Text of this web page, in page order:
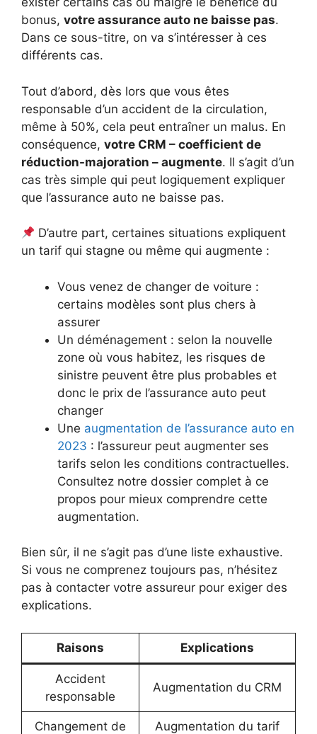
bonus, votre assurance auto ne baisse pas.
Dans ce sous-titre, on va s’intéresser à ces
différents cas.
Tout d’abord, dès lors que vous êtes
responsable d’un accident de la circulation,
même à 50%, cela peut entraîner un malus. En
conséquence, votre CRM – coefficient de
réduction-majoration – augmente. Il s’agit d’un
cas très simple qui peut logiquement expliquer
que l’assurance auto ne baisse pas.
D’autre part, certaines situations expliquent
un tarif qui stagne ou même qui augmente :
Vous venez de changer de voiture :
certains modèles sont plus chers à
assurer
Un déménagement : selon la nouvelle
zone où vous habitez, les risques de
sinistre peuvent être plus probables et
donc le prix de l’assurance auto peut
changer
Une augmentation de l’assurance auto en
2023 : l’assureur peut augmenter ses
tarifs selon les conditions contractuelles.
Consultez notre dossier complet à ce
propos pour mieux comprendre cette
augmentation.
Bien sûr, il ne s’agit pas d’une liste exhaustive.
Si vous ne comprenez toujours pas, n’hésitez
pas à contacter votre assureur pour exiger des
explications.
Raisons Explications
Accident
responsable
Augmentation du CRM
Changement de
Augmentation du tarif